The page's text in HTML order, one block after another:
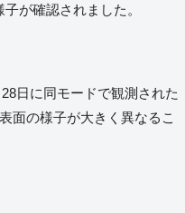
が確認されました。
日に同モードで観測された
面の様子が大きく異なるこ